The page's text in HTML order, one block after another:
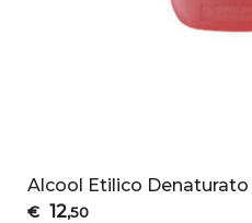
Alcool Etilico
€ 12,50